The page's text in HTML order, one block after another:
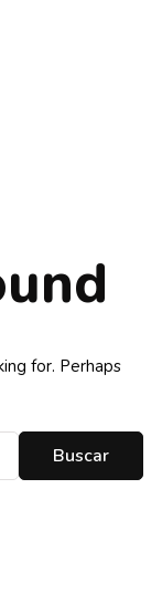
for. Perhaps